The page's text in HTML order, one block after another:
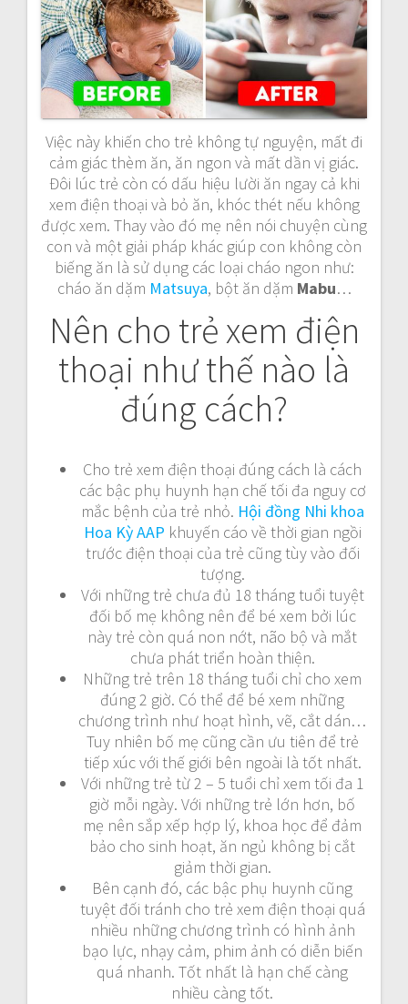
Việc này khiến cho trẻ không tự nguyện, mất đi
cảm giác thèm ăn, ăn ngon và mất dần vị giác.
Đôi lúc trẻ còn có dấu hiệu lười ăn ngay cả khi
xem điện thoại và bỏ ăn, khóc thét nếu không
được xem. Thay vào đó mẹ nên nói chuyện cùng
con và một giải pháp khác giúp con không còn
biếng ăn là sử dụng các loại cháo ngon như:
cháo ăn dặm Matsuya, bột ăn dặm Mabu…
Nên cho trẻ xem điện
thoại như thế nào là
đúng cách?
Cho trẻ xem điện thoại đúng cách là cách
các bậc phụ huynh hạn chế tối đa nguy cơ
mắc bệnh của trẻ nhỏ. Hội đồng Nhi khoa
Hoa Kỳ AAP khuyến cáo về thời gian ngồi
trước điện thoại của trẻ cũng tùy vào đối
tượng.
Với những trẻ chưa đủ 18 tháng tuổi tuyệt
đối bố mẹ không nên để bé xem bởi lúc
này trẻ còn quá non nớt, não bộ và mắt
chưa phát triển hoàn thiện.
Những trẻ trên 18 tháng tuổi chỉ cho xem
đúng 2 giờ. Có thể để bé xem những
chương trình như hoạt hình, vẽ, cắt dán…
Tuy nhiên bố mẹ cũng cần ưu tiên để trẻ
tiếp xúc với thế giới bên ngoài là tốt nhất.
Với những trẻ từ 2 – 5 tuổi chỉ xem tối đa 1
giờ mỗi ngày. Với những trẻ lớn hơn, bố
mẹ nên sắp xếp hợp lý, khoa học để đảm
bảo cho sinh hoạt, ăn ngủ không bị cắt
giảm thời gian.
Bên cạnh đó, các bậc phụ huynh cũng
tuyệt đối tránh cho trẻ xem điện thoại quá
nhiều những chương trình có hình ảnh
bạo lực, nhạy cảm, phim ảnh có diễn biến
quá nhanh. Tốt nhất là hạn chế càng
nhiều càng tốt.